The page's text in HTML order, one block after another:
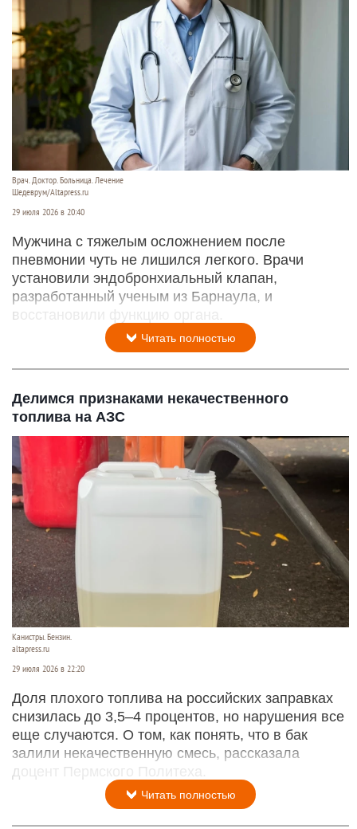
Врач. Доктор. Больница. Лечение
Шедеврум/Altapress.ru
29 июля 2026 в 20:40
Мужчина с тяжелым осложнением после
пневмонии чуть не лишился легкого. Врачи
установили эндобронхиальный клапан,
разработанный ученым из Барнаула, и
восстановили функцию органа.
Читать полностью
Делимся признаками некачественного
топлива на АЗС
Канистры. Бензин.
altapress.ru
29 июля 2026 в 22:20
Доля плохого топлива на российских заправках
снизилась до 3,5–4 процентов, но нарушения все
еще случаются. О том, как понять, что в бак
залили некачественную смесь, рассказала
доцент Пермского Политеха.
Читать полностью